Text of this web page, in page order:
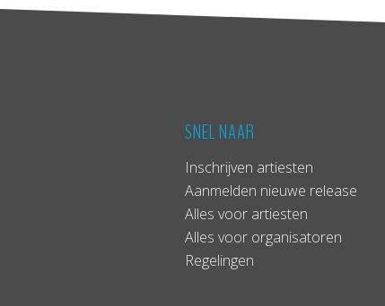
SNEL NAAR
Inschrijven artiesten
Aanmelden nieuwe release
Alles voor artiesten
Alles voor organisatoren
Regelingen